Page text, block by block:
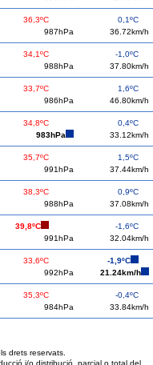
36,3ºC
0,1ºC
987hPa 36.72km/h
34,1ºC
-1,0ºC
988hPa 37.80km/h
33,7ºC
1,6ºC
986hPa 46.80km/h
34,8ºC
0,4ºC
983hPa 33.12km/h
35,7ºC
1,5ºC
991hPa 37.44km/h
38,3ºC
0,9ºC
988hPa 37.08km/h
39,8ºC
-1,6ºC
991hPa 32.04km/h
33,6ºC
-1,9ºC
992hPa 21.24km/h
35,3ºC
-0,4ºC
984hPa 33.84km/h
drets reservats.
i/o distribució, parcial o total del